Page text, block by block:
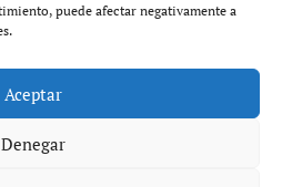
puede afectar negativamente a
Aceptar
Denegar
reserved